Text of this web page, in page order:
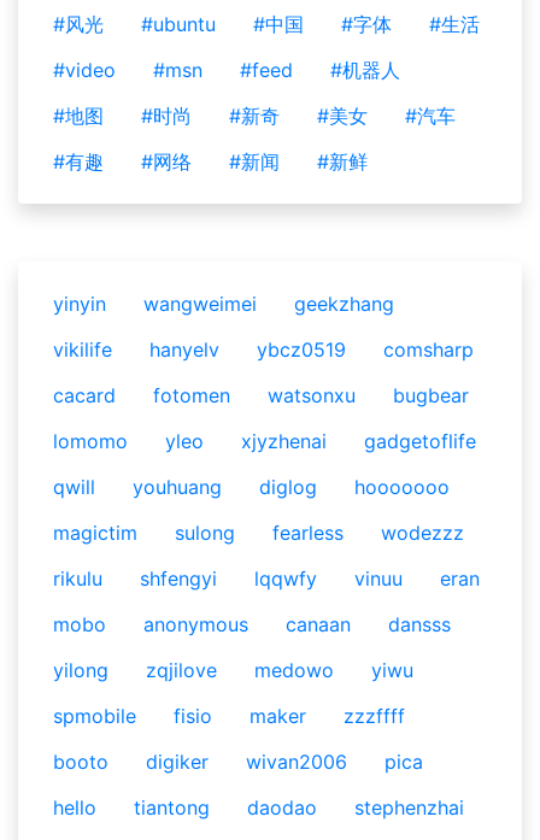
#风光
#ubuntu #中国 #字体
#生活
#video
#msn #feed
#机器人
#地图
#时尚 #新奇 #美女
#汽车
#有趣
#网络 #新闻 #新鲜
yinyin wangweimei
geekzhang
vikilife
hanyelv ybcz0519
comsharp
cacard
fotomen watsonxu
bugbear
lomomo
yleo xjyzhenai
gadgetoflife
qwill
youhuang diglog
hooooooo
magictim
sulong fearless
wodezzz
rikulu
shfengyi lqqwfy vinuu
eran
mobo
anonymous canaan
dansss
yilong
zqjilove medowo
yiwu
spmobile
fisio maker
zzzffff
booto
digiker wivan2006
pica
hello
tiantong daodao
stephenzhai